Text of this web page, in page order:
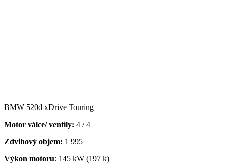
BMW 520d xDrive Touring
Motor válce/ ventily: 4 / 4
Zdvihový objem: 1 995
Výkon motoru: 145 kW (197 k)